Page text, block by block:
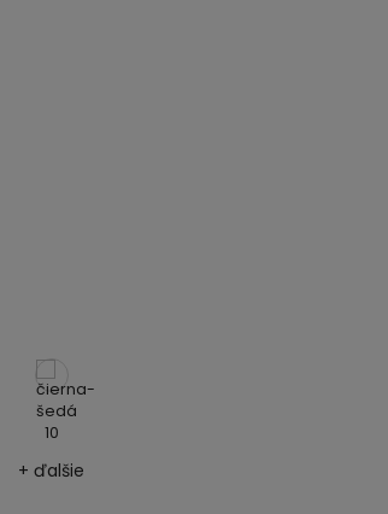
+ ďalšie